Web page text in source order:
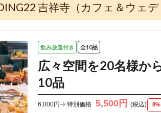
吉祥寺（カフェ＆ウェ
飲み放題付き 全10品
広々空間を20名様か
10品
6,000円 特別価格 5,500円 (税込)